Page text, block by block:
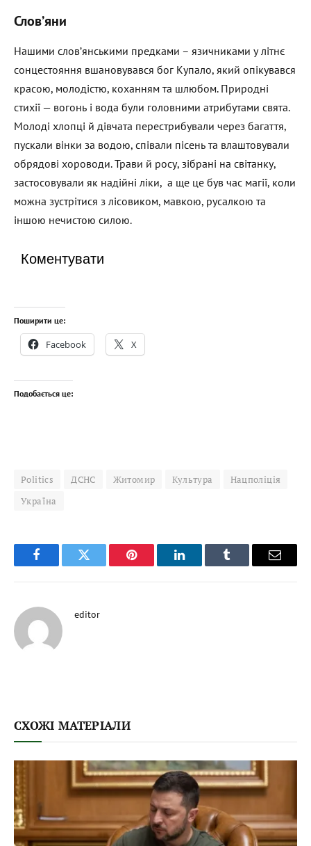
Слов’яни
Нашими слов’янськими предками – язичниками у літнє
сонцестояння вшановувався бог Купало, який опікувався
красою, молодістю, коханням та шлюбом. Природні
стихії — вогонь і вода були головними атрибутами свята.
Молоді хлопці й дівчата перестрибували через багаття,
пускали вінки за водою, співали пісень та влаштовували
обрядові хороводи. Трави й росу, зібрані на світанку,
застосовували як надійні ліки, а ще це був час магії, коли
можна зустрітися з лісовиком, мавкою, русалкою та
іншою нечистою силою.
Коментувати
Поширити це:
Facebook X
Подобається це:
Politics ДСНС Житомир Культура
Нацполіція
Україна
FacebookTwitter Pinterest LinkedInTumblr Email
editor
СХОЖІ МАТЕРІАЛИ